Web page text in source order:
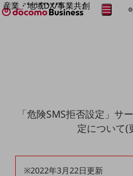
産業・地域DX/事業共創
OPEN HUB for Plural Futures
産業・地域DXプラットフォーマーとして
企業と地域が持続成長する社会を目指します
Smart Healthcare
Smart Industry
メニュー
開く
取り組みを検索
「危険SMS拒否設定」サ
定について(
※2022年3月22日更新